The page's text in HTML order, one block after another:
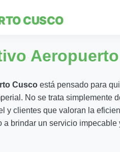
CUSCO
Cusco está pensado para
No se trata simplemente
y clientes que valoran la
brindar un servicio impecable